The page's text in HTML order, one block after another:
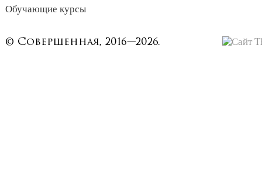
Обучающие курсы
© Совершенная, 2016—2026.